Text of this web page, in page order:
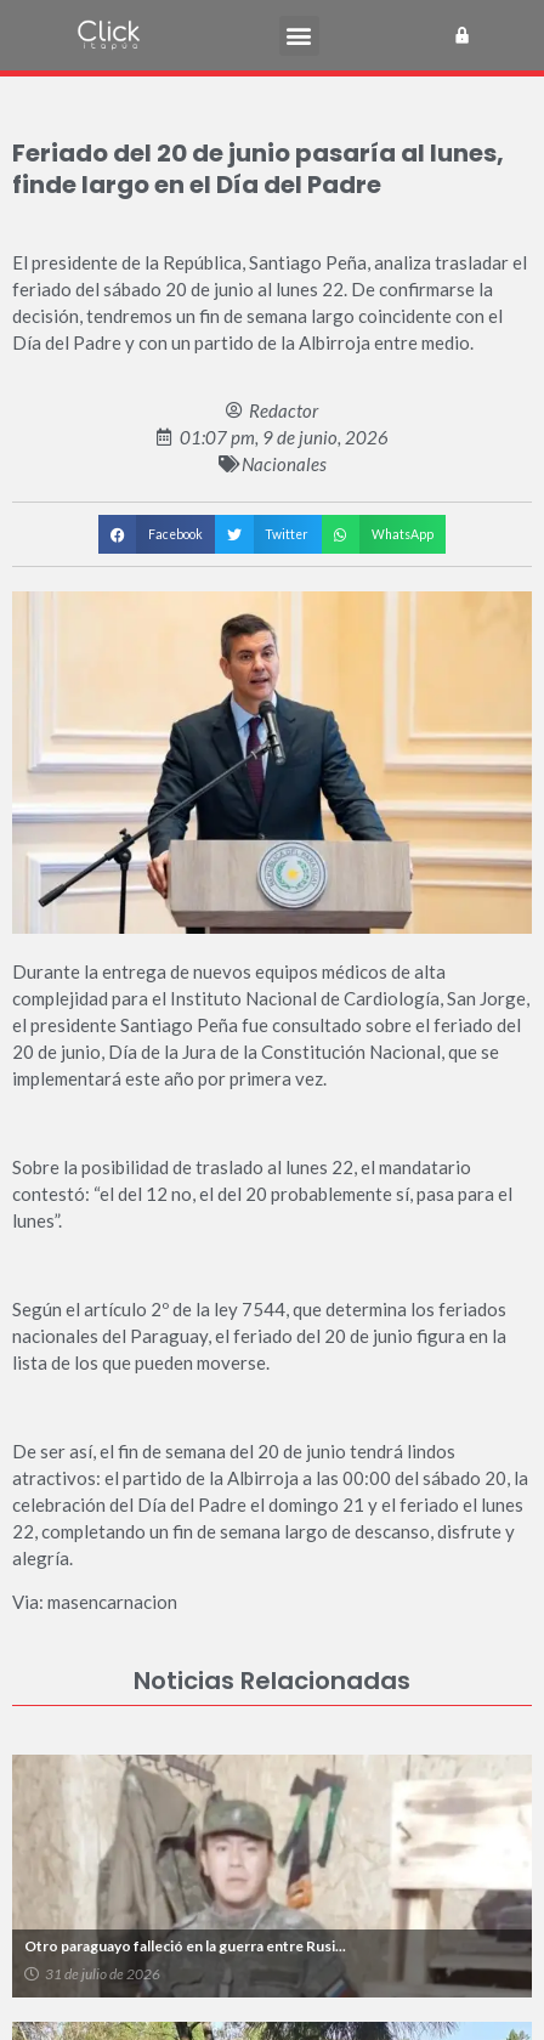
Feriado del 20 de junio pasaría al lunes,
finde largo en el Día del Padre
El presidente de la República, Santiago Peña, analiza trasladar el
feriado del sábado 20 de junio al lunes 22. De confirmarse la
decisión, tendremos un fin de semana largo coincidente con el
Día del Padre y con un partido de la Albirroja entre medio.
Redactor
01:07 pm, 9 de junio, 2026
Nacionales
Facebook Twitter WhatsApp
Durante la entrega de nuevos equipos médicos de alta
complejidad para el Instituto Nacional de Cardiología, San Jorge,
el presidente Santiago Peña fue consultado sobre el feriado del
20 de junio, Día de la Jura de la Constitución Nacional, que se
implementará este año por primera vez.
Sobre la posibilidad de traslado al lunes 22, el mandatario
contestó: “el del 12 no, el del 20 probablemente sí, pasa para el
lunes”.
Según el artículo 2º de la ley 7544, que determina los feriados
nacionales del Paraguay, el feriado del 20 de junio figura en la
lista de los que pueden moverse.
De ser así, el fin de semana del 20 de junio tendrá lindos
atractivos: el partido de la Albirroja a las 00:00 del sábado 20, la
celebración del Día del Padre el domingo 21 y el feriado el lunes
22, completando un fin de semana largo de descanso, disfrute y
alegría.
Via: masencarnacion
Noticias Relacionadas
Otro paraguayo falleció en la guerra entre Rusi...
31 de julio de 2026